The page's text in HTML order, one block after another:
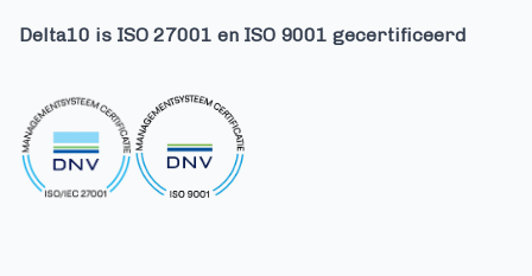
Delta10 is ISO 27001 en ISO 9001 gecertificeerd